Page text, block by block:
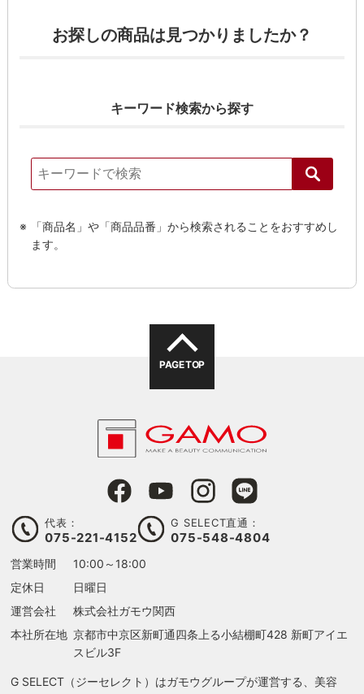
お探しの商品は見つかりましたか？
キーワード検索から探す
「商品名」や「商品品番」から検索されることをおすすめし
ます。
PAGE TOP
代表：
075-221-4152
G SELECT直通：
075-548-4804
営業時間
10:00～18:00
定休日
日曜日
運営会社
株式会社ガモウ関西
本社所在地 京都市中京区新町通四条上る小結棚町428 新町アイエ
スビル3F
G SELECT（ジーセレクト）はガモウグループが運営する、美容